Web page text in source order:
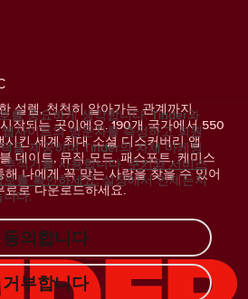
설렘, 천천히 알아가는 관계까지.
작되는 곳이에요. 190개 국가에서 550
킨 세계 최대 소셜 디스커버리 앱
데이트, 뮤직 모드, 패스포트, 케미스
나에게 꼭 맞는 사람을 찾을 수 있어
료로 다운로드하세요.
를 중요하게 생각합니다. Tinder와
사이트의 방문자를 측정하고 회원
을 제공하며 Tinder의 자체 마케팅
적기를 사용합니다. 쿠키와 서비스
를 확인하세요. 설정에서 언제든지
다.
동의합니다
거부합니다